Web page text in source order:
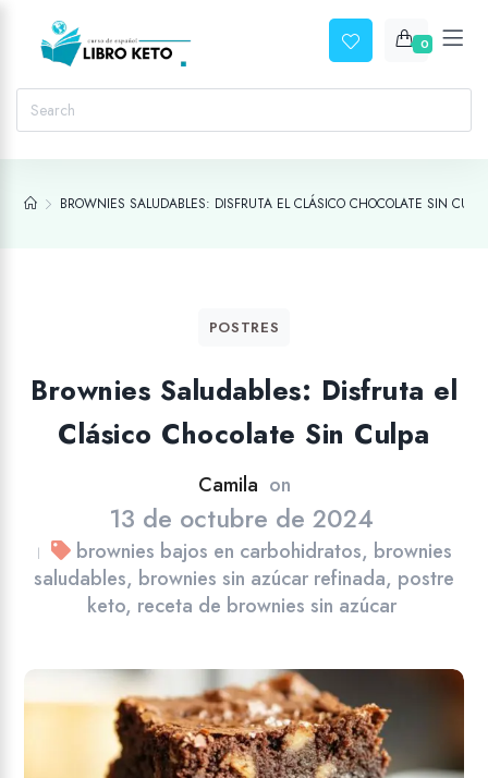
0
BROWNIES SALUDABLES: DISFRUTA EL CLÁSICO CHOCOLATE SIN
POSTRES
Brownies Saludables: Disfruta el
Clásico Chocolate Sin Culpa
Camila on
13 de octubre de 2024
| brownies bajos en carbohidratos, brownies
saludables, brownies sin azúcar refinada, postre
keto, receta de brownies sin azúcar